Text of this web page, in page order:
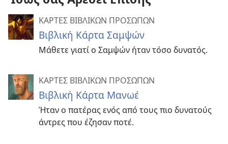
ΚΑΡΤΕΣ ΒΙΒΛΙΚΩΝ ΠΡΟΣΩΠΩΝ
Βιβλική Κάρτα Σαμψών
Μάθετε γιατί ο Σαμψών ήταν τόσο δυνατός.
ΚΑΡΤΕΣ ΒΙΒΛΙΚΩΝ ΠΡΟΣΩΠΩΝ
Βιβλική Κάρτα Μανωέ
Ήταν ο πατέρας ενός από τους πιο δυνατούς
άντρες που έζησαν ποτέ.